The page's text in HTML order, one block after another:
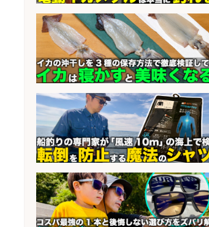
精肉・青果・鮮魚販売/「志布志
市」「時給1,150円〜」志布志市で
お魚のカットや商品の陳列業務/時
間選べる×未経験歓迎×残業少なめ/
会社名 株式会社ホットスタッフ鹿児島
sponsored by 求人ボックス
精肉・青果・鮮魚販売/「志布志
市」お魚のカットや商品の陳列スタ
ッフ/志布志市/「時給1,150円〜」/
未経験歓迎×残業少なめ×車通勤OK/
鹿児島県